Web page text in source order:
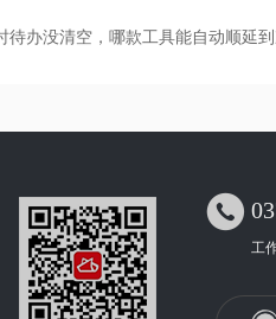
待办没清空，哪款工具能自动顺延

工